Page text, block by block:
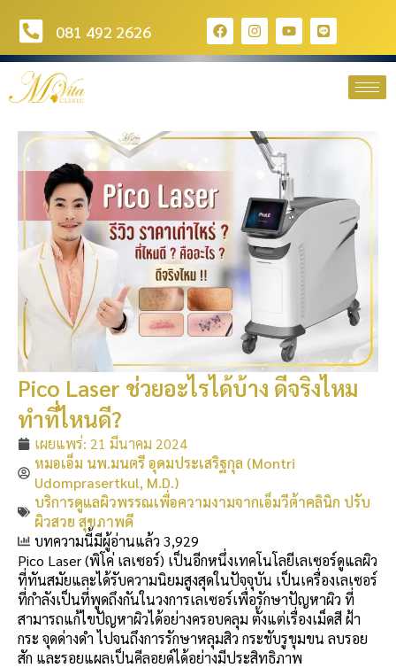
081 492 2626
Pico Laser ช่วยอะไรได้บ้าง ดีจริงไหม
ทำที่ไหนดี?
เผยแพร่: 21 มีนาคม 2024
หมอเอ็ม นพ.มนตรี อุดมประเสริฐกุล (Montri
Udomprasertkul, M.D.)
บริการดูแลผิวพรรณเพื่อความงามจากเอ็มวีต้าคลินิก ปรับ
ผิวสวย สุขภาพดี
บทความนี้มีผู้อ่านแล้ว 3,929
Pico Laser (พิโค่ เลเซอร์) เป็นอีกหนึ่งเทคโนโลยีเลเซอร์ดูแลผิว
ที่ทันสมัยและได้รับความนิยมสูงสุดในปัจจุบัน เป็นเครื่องเลเซอร์
ที่กำลังเป็นที่พูดถึงกันในวงการเลเซอร์เพื่อรักษาปัญหาผิว ที่
สามารถแก้ไขปัญหาผิวได้อย่างครอบคลุม ตั้งแต่เรื่องเม็ดสี ฝ้า
กระ จุดด่างดำ ไปจนถึงการรักษาหลุมสิว กระชับรูขุมขน ลบรอย
สัก และรอยแผลเป็นคีลอยด์ได้อย่างมีประสิทธิภาพ